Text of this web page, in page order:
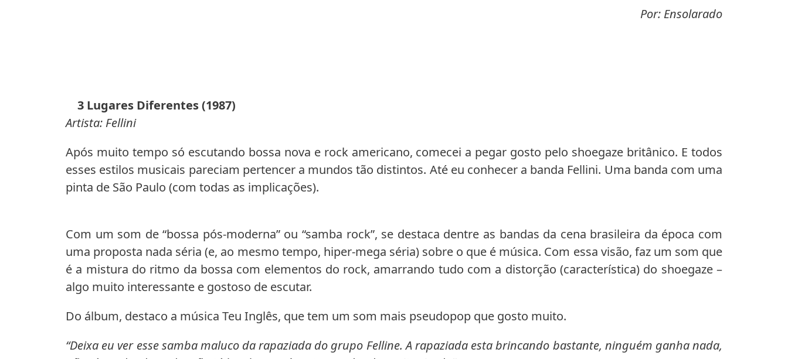
Por: Ensolarado
3 Lugares Diferentes (1987)
Artista: Fellini
Após muito tempo só escutando bossa nova e rock americano, comecei a pegar gosto pelo shoegaze britânico. E todos
esses estilos musicais pareciam pertencer a mundos tão distintos. Até eu conhecer a banda Fellini. Uma banda com uma
pinta de São Paulo (com todas as implicações).
Com um som de “bossa pós-moderna” ou “samba rock”, se destaca dentre as bandas da cena brasileira da época com
uma proposta nada séria (e, ao mesmo tempo, hiper-mega séria) sobre o que é música. Com essa visão, faz um som que
é a mistura do ritmo da bossa com elementos do rock, amarrando tudo com a distorção (característica) do shoegaze –
algo muito interessante e gostoso de escutar.
Do álbum, destaco a música Teu Inglês, que tem um som mais pseudopop que gosto muito.
“Deixa eu ver esse samba maluco da rapaziada do grupo Felline. A rapaziada esta brincando bastante, ninguém ganha nada,